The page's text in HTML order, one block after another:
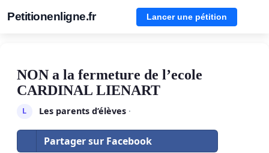
Petitionenligne.fr Lancer une pétition
NON a la fermeture de l’ecole
CARDINAL LIENART
L Les parents d’élèves·
Partager sur Facebook